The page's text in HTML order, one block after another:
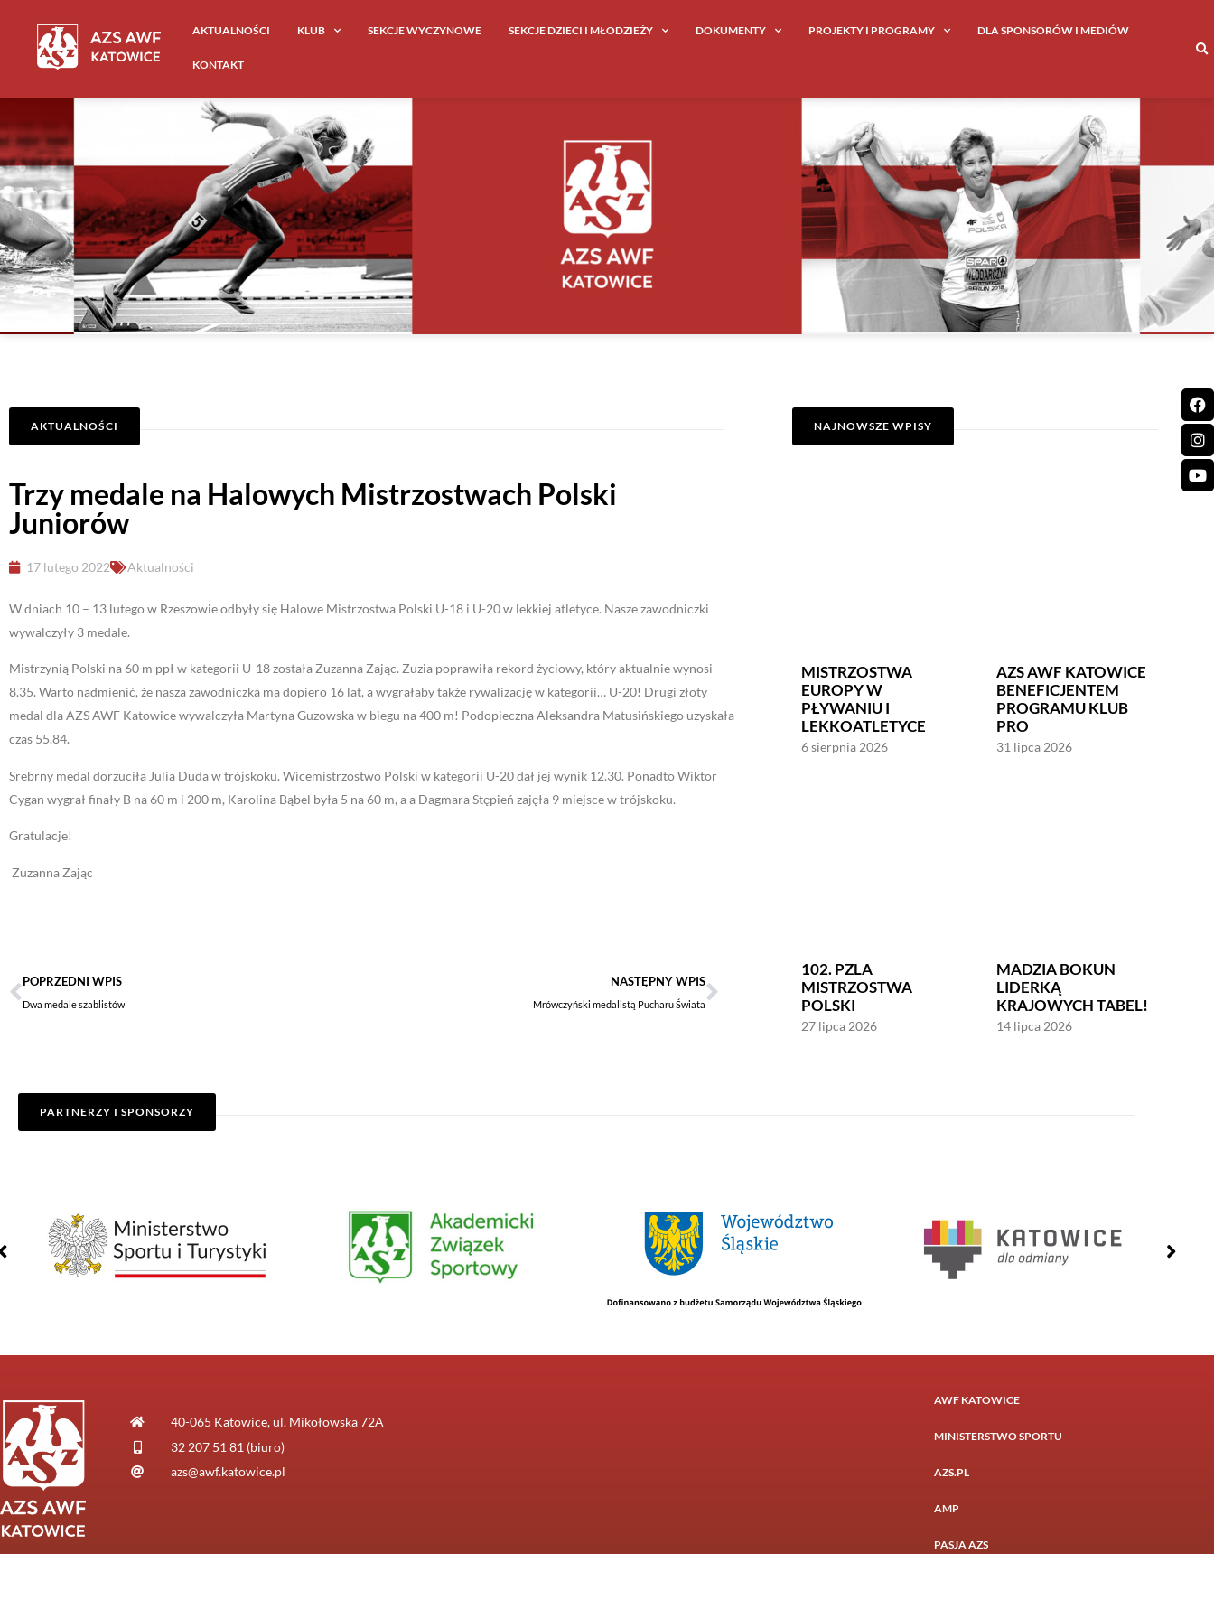
AKTUALNOŚCI KLUB SEKCJE WYCZYNOWE SEKCJE DZIECI I MŁODZIEŻY DOKUMENTY PROJEKTY I PROGRAMY DLA SPONSORÓW I MEDIÓW
KONTAKT
AKTUALNOŚCI
Trzy medale na Halowych Mistrzostwach Polski
Juniorów
17 lutego 2022 Aktualności
W dniach 10 – 13 lutego w Rzeszowie odbyły się Halowe Mistrzostwa Polski U-18 i U-20 w lekkiej atletyce. Nasze zawodniczki
wywalczyły 3 medale.
Mistrzynią Polski na 60 m ppł w kategorii U-18 została Zuzanna Zając. Zuzia poprawiła rekord życiowy, który aktualnie wynosi
8.35. Warto nadmienić, że nasza zawodniczka ma dopiero 16 lat, a wygrałaby także rywalizację w kategorii… U-20! Drugi złoty
medal dla AZS AWF Katowice wywalczyła Martyna Guzowska w biegu na 400 m! Podopieczna Aleksandra Matusińskiego uzyskała
czas 55.84.
Srebrny medal dorzuciła Julia Duda w trójskoku. Wicemistrzostwo Polski w kategorii U-20 dał jej wynik 12.30. Ponadto Wiktor
Cygan wygrał finały B na 60 m i 200 m, Karolina Bąbel była 5 na 60 m, a a Dagmara Stępień zajęła 9 miejsce w trójskoku.
Gratulacje!
Zuzanna Zając
POPRZEDNI WPIS
Dwa medale szablistów
NASTĘPNY WPIS
Mrówczyński medalistą Pucharu Świata
NAJNOWSZE WPISY
MISTRZOSTWA
EUROPY W
PŁYWANIU I
LEKKOATLETYCE
6 sierpnia 2026
AZS AWF KATOWICE
BENEFICJENTEM
PROGRAMU KLUB
PRO
31 lipca 2026
102. PZLA
MISTRZOSTWA
POLSKI
27 lipca 2026
MADZIA BOKUN
LIDERKĄ
KRAJOWYCH TABEL!
14 lipca 2026
PARTNERZY I SPONSORZY
40-065 Katowice, ul. Mikołowska 72A
32 207 51 81 (biuro)
azs@awf.katowice.pl
AWF KATOWICE
MINISTERSTWO SPORTU
AZS.PL
AMP
PASJA AZS